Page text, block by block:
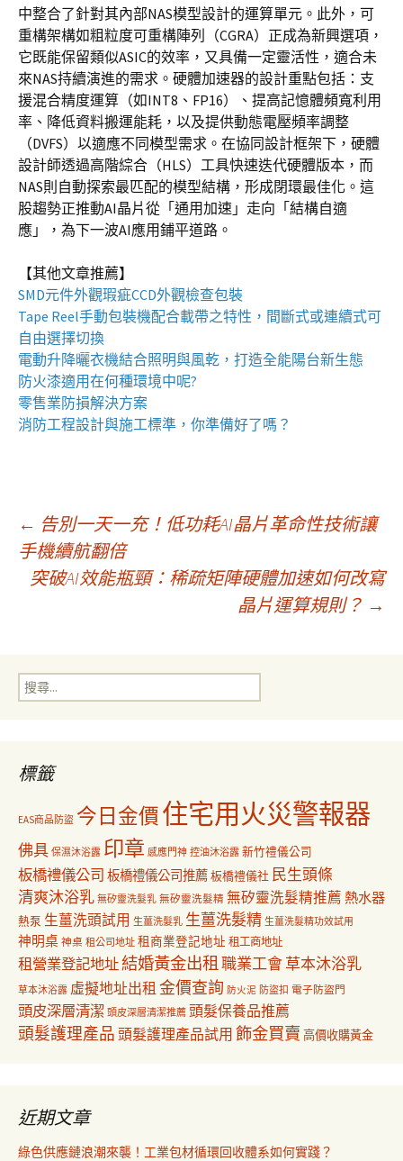
中整合了針對其內部NAS模型設計的運算單元。此外，可
重構架構如粗粒度可重構陣列（CGRA）正成為新興選項，
它既能保留類似ASIC的效率，又具備一定靈活性，適合未
來NAS持續演進的需求。硬體加速器的設計重點包括：支
援混合精度運算（如INT8、FP16）、提高記憶體頻寬利用
率、降低資料搬運能耗，以及提供動態電壓頻率調整
（DVFS）以適應不同模型需求。在協同設計框架下，硬體
設計師透過高階綜合（HLS）工具快速迭代硬體版本，而
NAS則自動探索最匹配的模型結構，形成閉環最佳化。這
股趨勢正推動AI晶片從「通用加速」走向「結構自適
應」，為下一波AI應用鋪平道路。
【其他文章推薦】
SMD元件外觀瑕疵CCD外觀檢查包裝
Tape Reel手動包裝機配合載帶之特性，間斷式或連續式可
自由選擇切換
電動升降曬衣機結合照明與風乾，打造全能陽台新生態
防火漆適用在何種環境中呢?
零售業防損解決方案
消防工程設計與施工標準，你準備好了嗎？
文
章
覽
← 告別一天一充！低功耗AI晶片革命性技術讓
手機續航翻倍
突破AI效能瓶頸：稀疏矩陣硬體加速如何改寫
晶片運算規則？ →
搜
尋
標籤
EAS商品防盜 今日金價住宅用火災警報器
佛具 保濕沐浴露 印章 感應門神 控油沐浴露 新竹禮儀公司
板橋禮儀公司 板橋禮儀公司推薦板橋禮儀社 民生頭條
清爽沐浴乳 無矽靈洗髮乳 無矽靈洗髮精 無矽靈洗髮精推薦 熱水器
熱泵 生薑洗頭試用 生薑洗髮乳 生薑洗髮精 生薑洗髮精功效試用
神明桌 神桌 租公司地址 租商業登記地址 租工商地址
租營業登記地址結婚黃金出租職業工會草本沐浴乳
草本沐浴露 虛擬地址出租 金價查詢 防火泥 防盜扣 電子防盜門
頭皮深層清潔 頭皮深層清潔推薦 頭髮保養品推薦
頭髮護理產品 頭髮護理產品試用 飾金買賣 高價收購黃金
近期文章
綠色供應鏈浪潮來襲！工業包材循環回收體系如何實踐？